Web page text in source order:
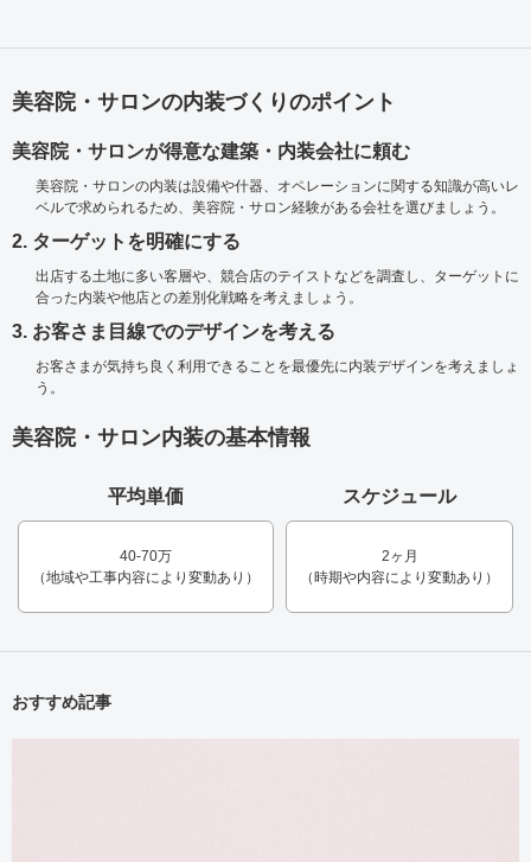
美容院・サロンの内装づくりのポイント
美容院・サロンが得意な建築・内装会社に頼む
美容院・サロンの内装は設備や什器、オペレーションに関する知識が高いレ
ベルで求められるため、美容院・サロン経験がある会社を選びましょう。
2. ターゲットを明確にする
出店する土地に多い客層や、競合店のテイストなどを調査し、ターゲットに
合った内装や他店との差別化戦略を考えましょう。
3. お客さま目線でのデザインを考える
お客さまが気持ち良く利用できることを最優先に内装デザインを考えましょ
う。
美容院・サロン内装の基本情報
平均単価
40-70万
（地域や工事内容により変動あり）
スケジュール
2ヶ月
（時期や内容により変動あり）
おすすめ記事